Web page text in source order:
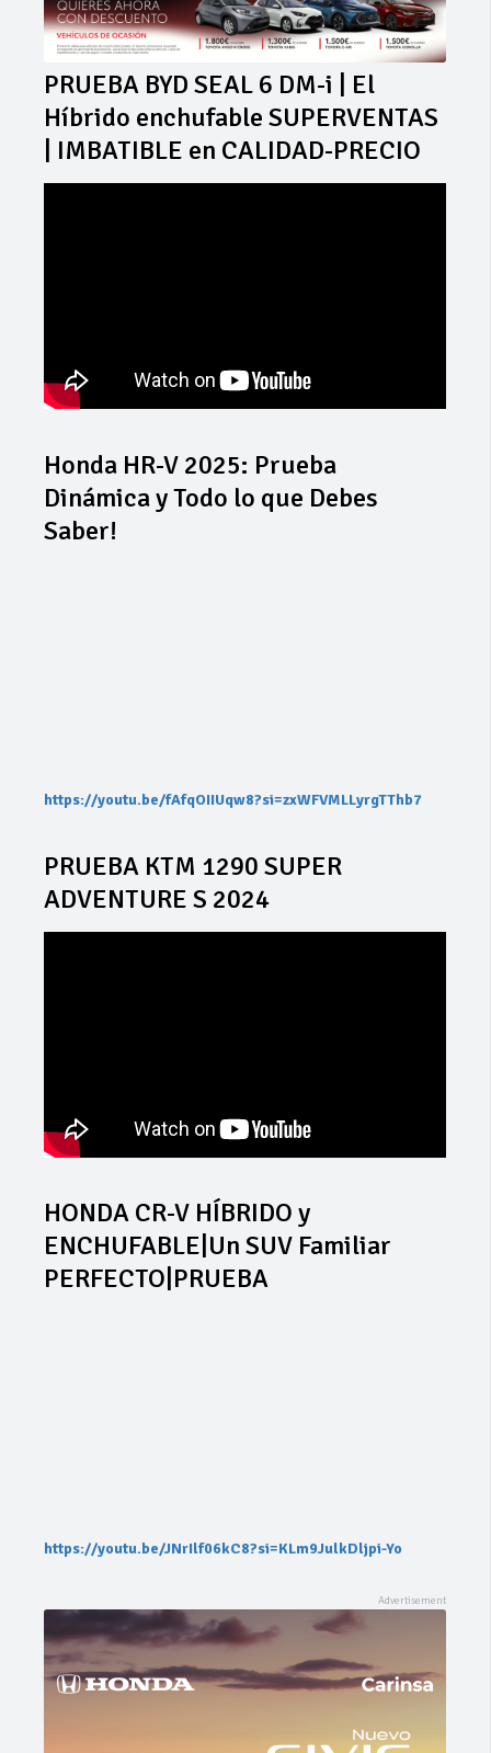
PRUEBA BYD SEAL 6 DM-i | El
Híbrido enchufable SUPERVENTAS
| IMBATIBLE en CALIDAD-PRECIO
Honda HR-V 2025: Prueba
Dinámica y Todo lo que Debes
Saber!
https://youtu.be/fAfqOIIUqw8?si=zxWFVMLLyrgTThb7
PRUEBA KTM 1290 SUPER
ADVENTURE S 2024
HONDA CR-V HÍBRIDO y
ENCHUFABLE|Un SUV Familiar
PERFECTO|PRUEBA
https://youtu.be/JNrIlf06kC8?si=KLm9JulkDljpi-Yo